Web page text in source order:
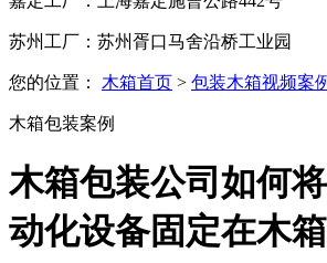
苏州工厂：苏州胥口马舍沿桥工业园
您的位置： 木箱首页 > 包装木箱视频案
木箱包装案例
木箱包装公司如何
动化设备固定在木